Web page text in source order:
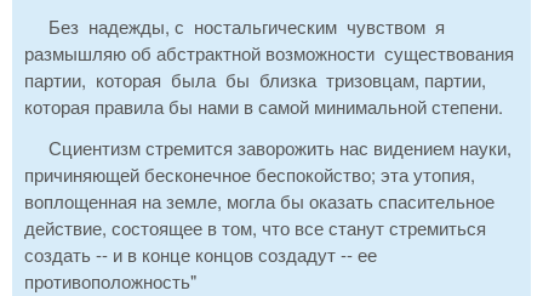
Без надежды, с ностальгическим чувством я
размышляю об абстрактной возможности существования
партии, которая была бы близка тризовцам, партии,
которая правила бы нами в самой минимальной степени.
Сциентизм стремится заворожить нас видением науки,
причиняющей бесконечное беспокойство; эта утопия,
воплощенная на земле, могла бы оказать спасительное
действие, состоящее в том, что все станут стремиться
создать -- и в конце концов создадут -- ее
противоположность"